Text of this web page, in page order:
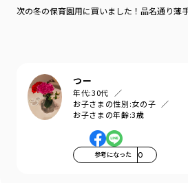
次の冬の保育園用に買いました！品名通り薄
つー
年代:30代
お子さまの性別:女の子
お子さまの年齢:3歳
参考になった 0
シーズン
／アウトレット